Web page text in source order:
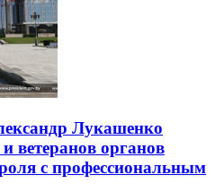
Лукашенко
ветеранов органов
с профессиональным